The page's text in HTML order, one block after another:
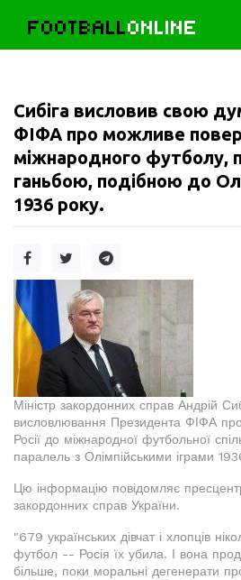
FOOTBALLONLINE
Сибіга висловив свою
ФІФА про можливе
міжнародного футболу,
ганьбою, подібною до
1936 року.
Міністр закордонних справ Андрій
висловлювання Президента ФІФА
Росії до міжнародної футбольної
паралель з Олімпійськими іграми
Цю інформацію повідомляє
закордонних справ України.
"679 українських дівчат і хлопців
футбол -- Росія їх убила. І вона
більше, поки моральні дегенерати